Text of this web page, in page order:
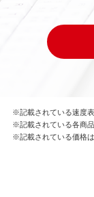
※記載されている速度表
※記載されている各商品
※記載されている価格は